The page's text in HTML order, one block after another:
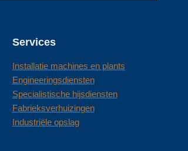
Services
Installatie machines en plants
Engineeringsdiensten
Specialistische hijsdiensten
Fabrieksverhuizingen
Industriële opslag